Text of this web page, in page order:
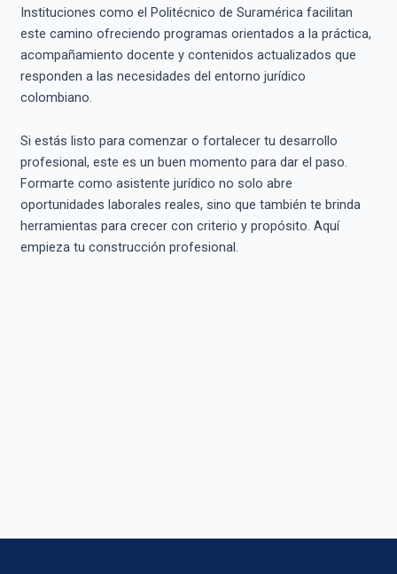
Instituciones como el Politécnico de Suramérica facilitan
este camino ofreciendo programas orientados a la práctica,
acompañamiento docente y contenidos actualizados que
responden a las necesidades del entorno jurídico
colombiano.
Si estás listo para comenzar o fortalecer tu desarrollo
profesional, este es un buen momento para dar el paso.
Formarte como asistente jurídico no solo abre
oportunidades laborales reales, sino que también te brinda
herramientas para crecer con criterio y propósito. Aquí
empieza tu construcción profesional.